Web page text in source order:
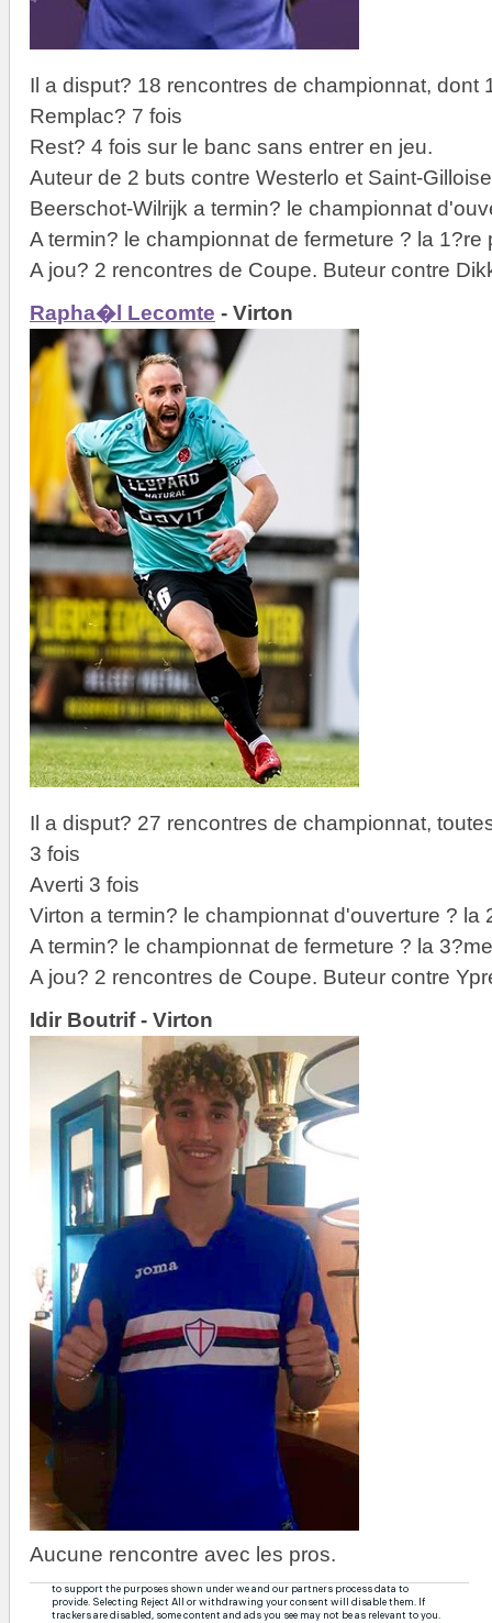
Il a disput? 18 rencontres de championnat, dont
Remplac? 7 fois
Rest? 4 fois sur le banc sans entrer en jeu.
Auteur de 2 buts contre Westerlo et Saint-
Beerschot-Wilrijk a termin? le championnat
A termin? le championnat de fermeture ? la 1?re
A jou? 2 rencontres de Coupe. Buteur contre
Rapha�l Lecomte - Virton
Il a disput? 27 rencontres de championnat,
3 fois
Averti 3 fois
Virton a termin? le championnat d'ouverture ? la
A termin? le championnat de fermeture ? la
A jou? 2 rencontres de Coupe. Buteur contre
Idir Boutrif - Virton
Aucune rencontre avec les pros.